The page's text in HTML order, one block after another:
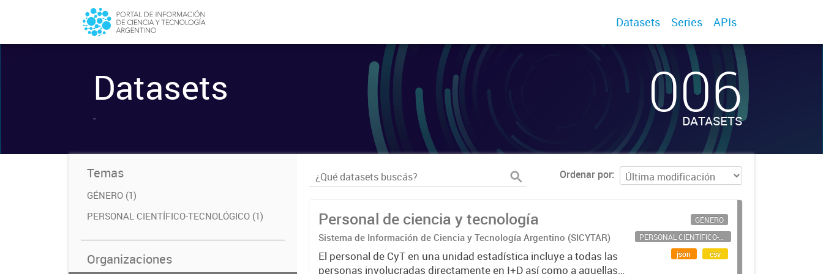
Datasets Series APIs
Datasets
- 006
DATASETS
Temas
GÉNERO (1)
PERSONAL CIENTÍFICO-TECNOLÓGICO (1)
Organizaciones
Ordenar por
Personal de ciencia y tecnología
Sistema de Información de Ciencia y Tecnología Argentino (SICYTAR)
El personal de CyT en una unidad estadística incluye a todas las
personas involucradas directamente en I+D así como a aquellas
GÉNERO
PERSONAL CIENTÍFICO-TECNOLÓGICO
json
csv